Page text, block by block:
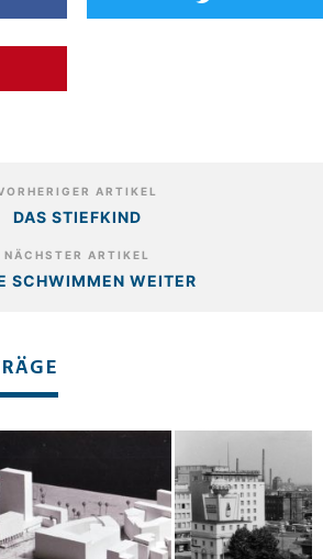
ARTIKEL
DAS STIEFKIND
NÄCHSTER ARTIKEL
SCHWIMMEN WEITER